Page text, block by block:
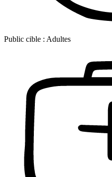
Public cible : Adultes